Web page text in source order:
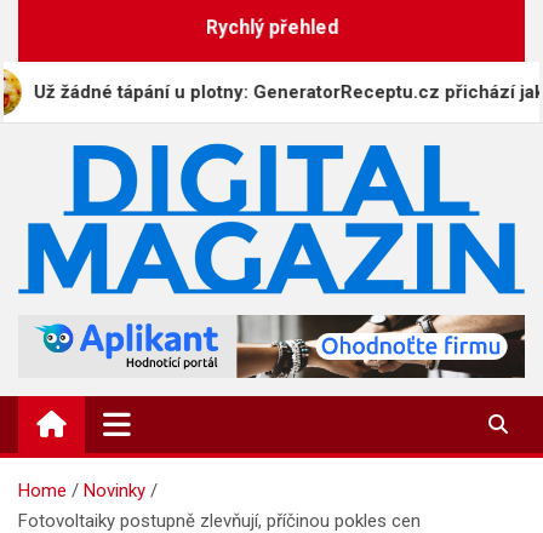
content
Rychlý přehled
žádné tápání u plotny: GeneratorReceptu.cz přichází jako
DigitalMagazin.cz
Home
Novinky
Fotovoltaiky postupně zlevňují, příčinou pokles cen